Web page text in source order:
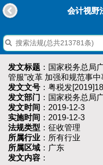
发文标题 ：国家税务总局
管服”改革 加强和规范事
发文文号 ：粤税发
发文部门 ：国家税务总局
发文时间 ：2019-12-3
实施时间 ：2019-12-3
法规类型 ：征收管理
所属行业 ：所有行业
所属区域 ：广东
发文内容 ：